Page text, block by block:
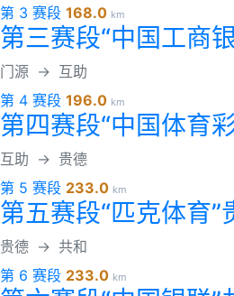
第 3 赛段 168.0 km
第三赛段“中国工商
门源 → 互助
第 4 赛段 196.0 km
第四赛段“中国体育
互助 → 贵德
第 5 赛段 233.0 km
第五赛段“匹克体育”
贵德 → 共和
第 6 赛段 233.0 km